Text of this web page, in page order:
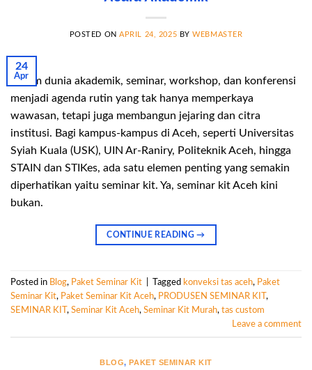
POSTED ONAPRIL 24, 2025 BYWEBMASTER
24
Apr
Dalam dunia akademik, seminar, workshop, dan konferensi
menjadi agenda rutin yang tak hanya memperkaya
wawasan, tetapi juga membangun jejaring dan citra
institusi. Bagi kampus-kampus di Aceh, seperti Universitas
Syiah Kuala (USK), UIN Ar-Raniry, Politeknik Aceh, hingga
STAIN dan STIKes, ada satu elemen penting yang semakin
diperhatikan yaitu seminar kit. Ya, seminar kit Aceh kini
bukan.
CONTINUE READING→
Posted in Blog, Paket Seminar Kit Tagged konveksi tas aceh, Paket
Seminar Kit, Paket Seminar Kit Aceh, PRODUSEN SEMINAR KIT ,
SEMINAR KIT , Seminar Kit Aceh, Seminar Kit Murah, tas custom
Leave a comment
BLOG,PAKET SEMINAR KIT